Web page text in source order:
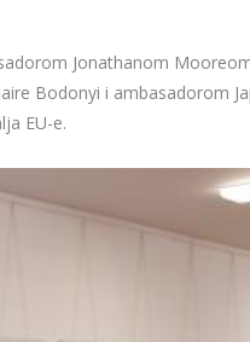
Jonathanom
Bodonyi i ambasadorom
EU-e.